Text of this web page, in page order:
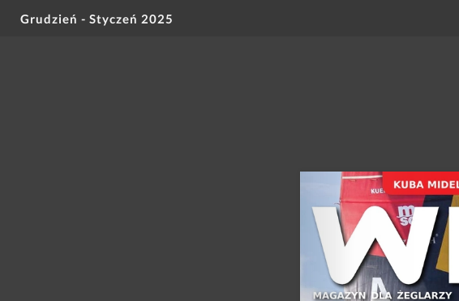
Grudzień - Styczeń 2025